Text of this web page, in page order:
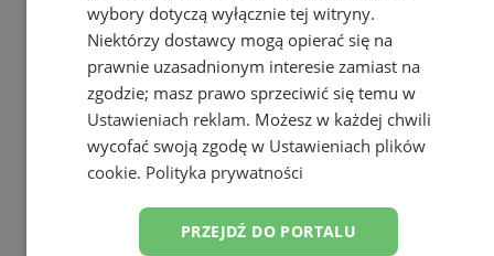
wybory dotyczą wyłącznie tej witryny.
Niektórzy dostawcy mogą opierać się na
prawnie uzasadnionym interesie zamiast na
zgodzie; masz prawo sprzeciwić się temu w
Ustawieniach reklam. Możesz w każdej chwili
wycofać swoją zgodę w Ustawieniach plików
cookie. Polityka prywatności
PRZEJDŹ DO PORTALU